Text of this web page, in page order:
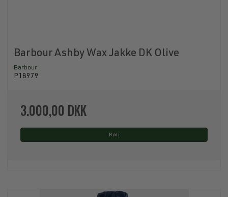
Barbour Ashby Wax Jakke DK Olive
Barbour
P18979
3.000,00 DKK
Køb